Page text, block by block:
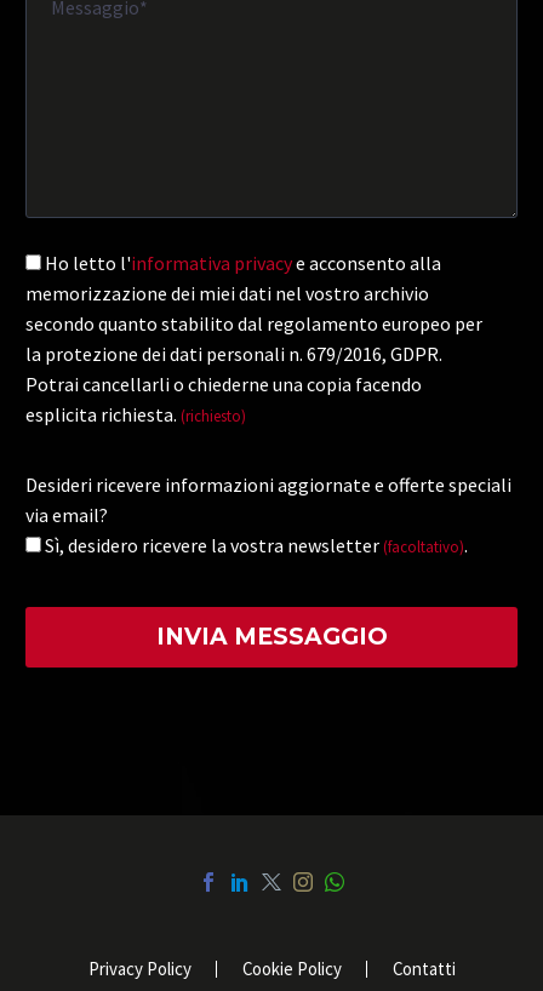
Ho letto l'informativa privacye acconsento alla
memorizzazione dei miei dati nel vostro archivio
secondo quanto stabilito dal regolamento europeo per
la protezione dei dati personali n. 679/2016, GDPR.
Potrai cancellarli o chiederne una copia facendo
esplicita richiesta. (richiesto)
Desideri ricevere informazioni aggiornate e offerte speciali
via email?
Sì, desidero ricevere la vostra newsletter (facoltativo).
Privacy Policy Cookie Policy Contatti